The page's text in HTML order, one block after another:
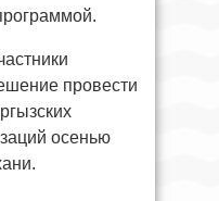
провести
осенью